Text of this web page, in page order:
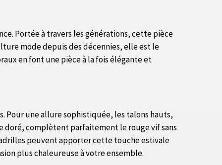
Portée à travers les générations, cette pièce
mode depuis des décennies, elle est le
en font une pièce à la fois élégante et
Pour une allure sophistiquée, les talons hauts,
doré, complètent parfaitement le rouge vif sans
peuvent apporter cette touche estivale
plus chaleureuse à votre ensemble.